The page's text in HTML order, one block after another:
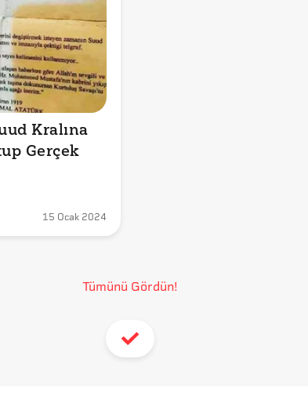
Kralına
Gerçek
15 Ocak 2024
Tümünü Gördün!